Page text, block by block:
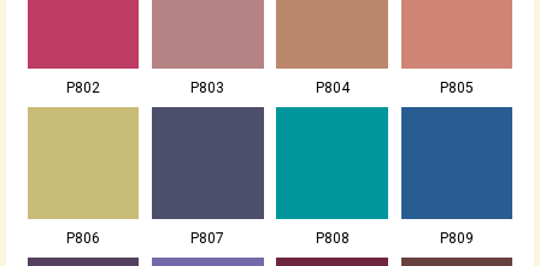
P802 P803 P804 P805
P806 P807 P808 P809